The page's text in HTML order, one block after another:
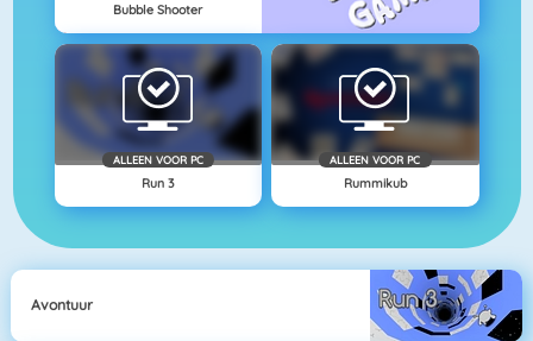
Bubble Shooter
ALLEEN VOOR PC
Run 3
ALLEEN VOOR PC
Rummikub
Avontuur